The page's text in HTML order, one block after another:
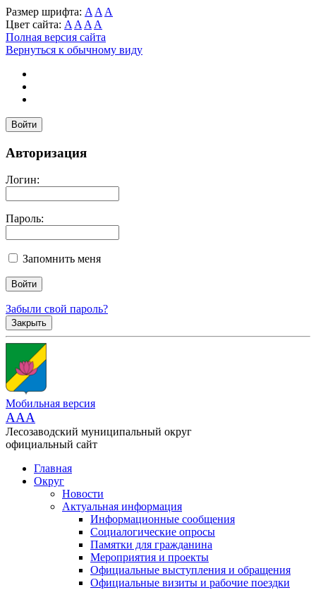
Размер шрифта: A A A
Цвет сайта: A A A A
Полная версия сайта
Вернуться к обычному виду
Войти
Авторизация
Логин:
Пароль:
Запомнить меня
Забыли свой пароль?
Закрыть
Мобильная версия
AAA
Лесозаводский муниципальный округ
официальный сайт
Главная
Округ
Новости
Актуальная информация
Информационные сообщения
Социалогические опросы
Памятки для гражданина
Мероприятия и проекты
Официальные выступления и обращения
Официальные визиты и рабочие поездки